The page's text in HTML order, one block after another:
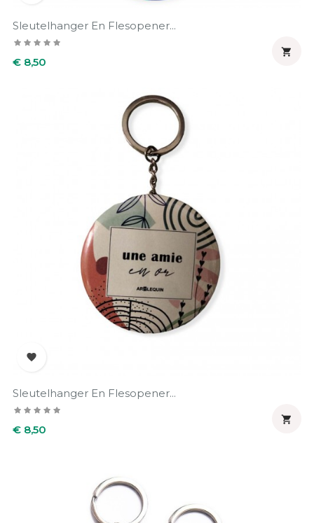
Sleutelhanger En Flesopener...
Prijs
€ 8,50


Sleutelhanger En Flesopener...
Prijs
€ 8,50
